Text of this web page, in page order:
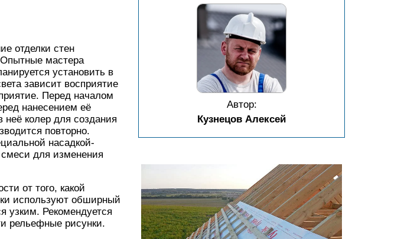
отделки стен
Опытные мастера
установить в
зависит восприятие
Перед началом
нанесением её
колер для создания
повторно.
насадкой-
для изменения
от того, какой
используют обширный
узким. Рекомендуется
рельефные рисунки.
Автор:
Кузнецов Алексей